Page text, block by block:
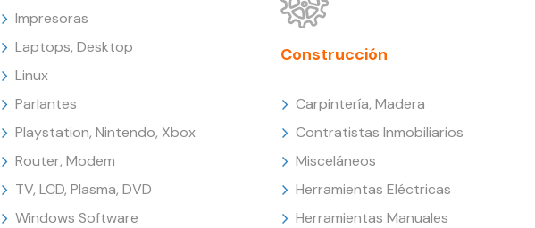
Impresoras
Laptops, Desktop
Linux
Parlantes
Playstation, Nintendo, Xbox
Router, Modem
TV, LCD, Plasma, DVD
Windows Software
Construcción
Carpintería, Madera
Contratistas Inmobiliarios
Misceláneos
Herramientas Eléctricas
Herramientas Manuales